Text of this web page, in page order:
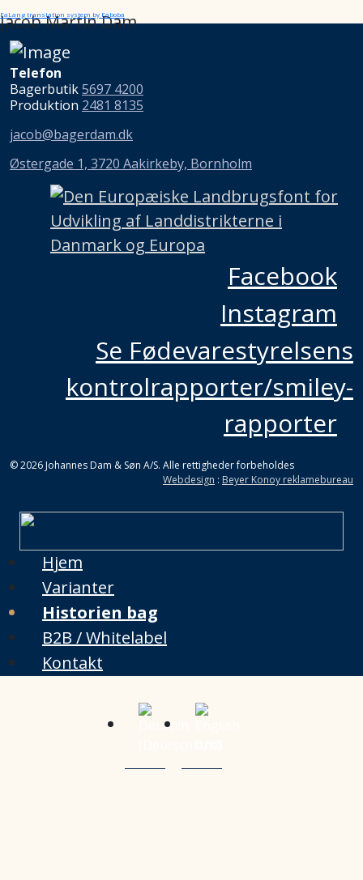
Jacob Martin Dam
FaLang translation system by Faboba
Telefon
Bagerbutik5697 4200
Produktion 2481 8135
jacob@bagerdam.dk
Østergade 1, 3720 Aakirkeby, Bornholm
Facebook
Instagram
Se Fødevarestyrelsens
kontrolrapporter/smiley-
rapporter
© 2026 Johannes Dam & Søn A/S. Alle rettigheder forbeholdes
Webdesign : Beyer Konoy reklamebureau
Hjem
Varianter
Historien bag
B2B / Whitelabel
Kontakt